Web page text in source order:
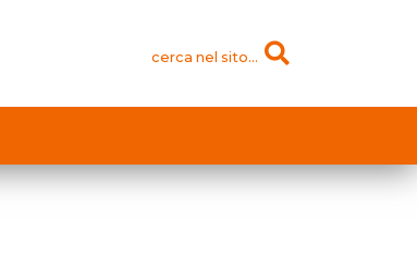
cerca nel sito...